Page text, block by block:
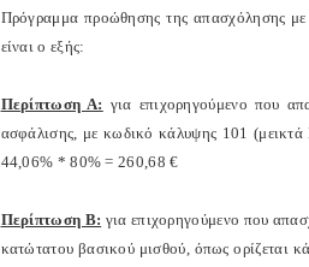
Πρόγραμμα προώθησης της απασχόλησης
είναι ο εξής:
Περίπτωση Α: για επιχορηγούμενο που
ασφάλισης, με κωδικό κάλυψης 101
44,06% * 80% = 260,68 €
Περίπτωση Β: για επιχορηγούμενο που
κατώτατου βασικού μισθού, όπως ορίζεται